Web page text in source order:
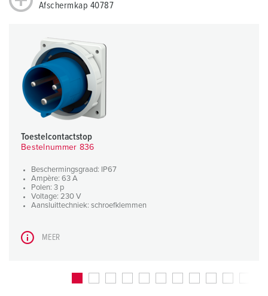
Afschermkap 40787
Toestelcontactstop
Bestelnummer 836
Beschermingsgraad: IP67
Ampère: 63 A
Polen: 3 p
Voltage: 230 V
Aansluittechniek: schroefklemmen
MEER